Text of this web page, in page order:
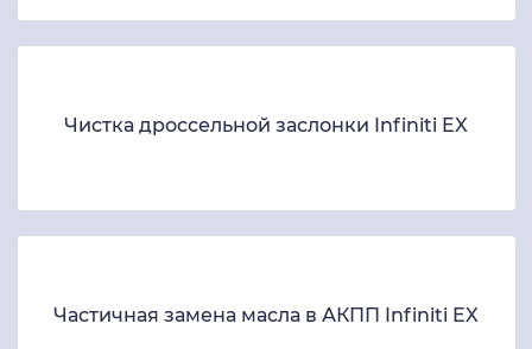
Чистка дроссельной заслонки Infiniti EX
Частичная замена масла в АКПП Infiniti EX